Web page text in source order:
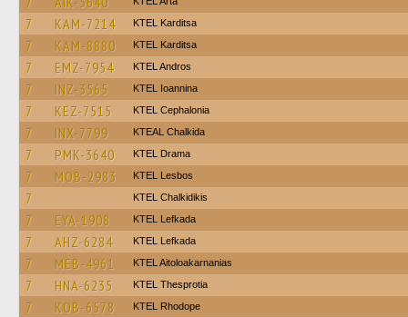
7 KAM-7214 ΚΤΕL Karditsa
7 KAM-8880 ΚΤΕL Karditsa
7 EMZ-7954 KTEL Andros
7 INZ-3565 KTEL Ioannina
7 KEZ-7515 KTEL Cephalonia
7 INX-7799 KTEAL Chalkida
7 PMK-3640 KTEL Drama
7 MOB-2983 KTEL Lesbos
7 ΚΤΕL Chalkidikis
7 EYA-1908 KTEL Lefkada
7 AHZ-6284 KTEL Lefkada
7 MEB-4961 KTEL Aitoloakarnanias
7 HNA-6235 KTEL Thesprotia
7 KOB-6578 KTEL Rhodope